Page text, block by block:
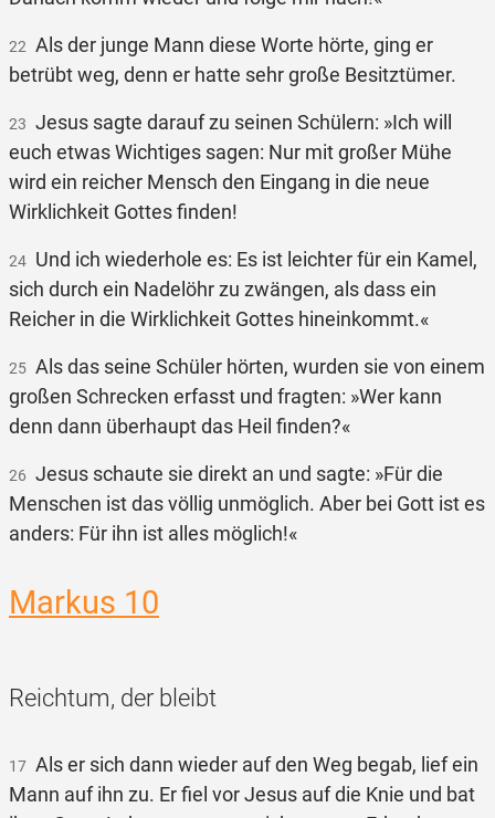
22 Als der junge Mann diese Worte hörte, ging er
betrübt weg, denn er hatte sehr große Besitztümer.
23 Jesus sagte darauf zu seinen Schülern: »Ich will
euch etwas Wichtiges sagen: Nur mit großer Mühe
wird ein reicher Mensch den Eingang in die neue
Wirklichkeit Gottes finden!
24 Und ich wiederhole es: Es ist leichter für ein Kamel,
sich durch ein Nadelöhr zu zwängen, als dass ein
Reicher in die Wirklichkeit Gottes hineinkommt.«
25 Als das seine Schüler hörten, wurden sie von einem
großen Schrecken erfasst und fragten: »Wer kann
denn dann überhaupt das Heil finden?«
26 Jesus schaute sie direkt an und sagte: »Für die
Menschen ist das völlig unmöglich. Aber bei Gott ist es
anders: Für ihn ist alles möglich!«
Markus 10
Reichtum, der bleibt
17 Als er sich dann wieder auf den Weg begab, lief ein
Mann auf ihn zu. Er fiel vor Jesus auf die Knie und bat